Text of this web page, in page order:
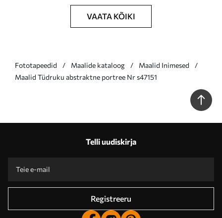
VAATA KÕIKI
Fototapeedid Maalide kataloog
Maalid Inimesed
Maalid Tüdruku abstraktne portree Nr s47151
Telli uudiskirja
Registreeru